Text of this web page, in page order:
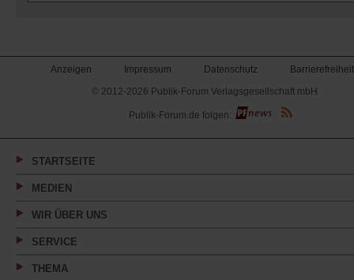
Anzeigen Impressum Datenschutz
Barrierefreiheit
© 2012-2026 Publik-Forum Verlagsgesellschaft mbH
(Öffnet
in
neuen
Publik-Forum.de folgen:
STARTSEITE
MEDIEN
WIR ÜBER UNS
SERVICE
THEMA